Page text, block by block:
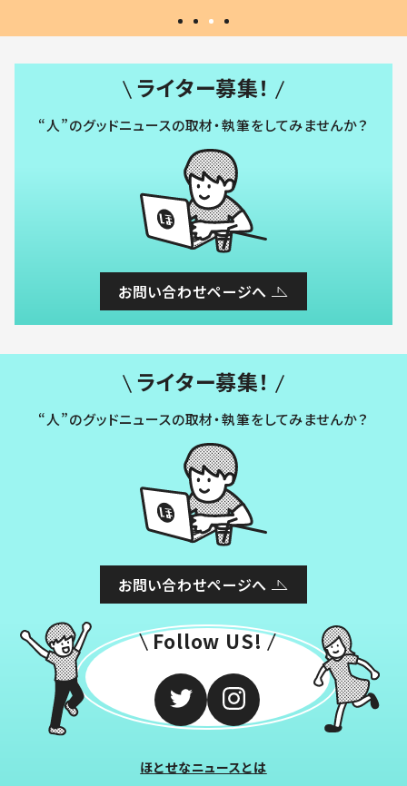
ライター募集！
“人”のグッドニュースの取材・執筆をしてみませんか？
お問い合わせページへ
ライター募集！
“人”のグッドニュースの取材・執筆をしてみませんか？
お問い合わせページへ
Follow US!
ほとせなニュースとは